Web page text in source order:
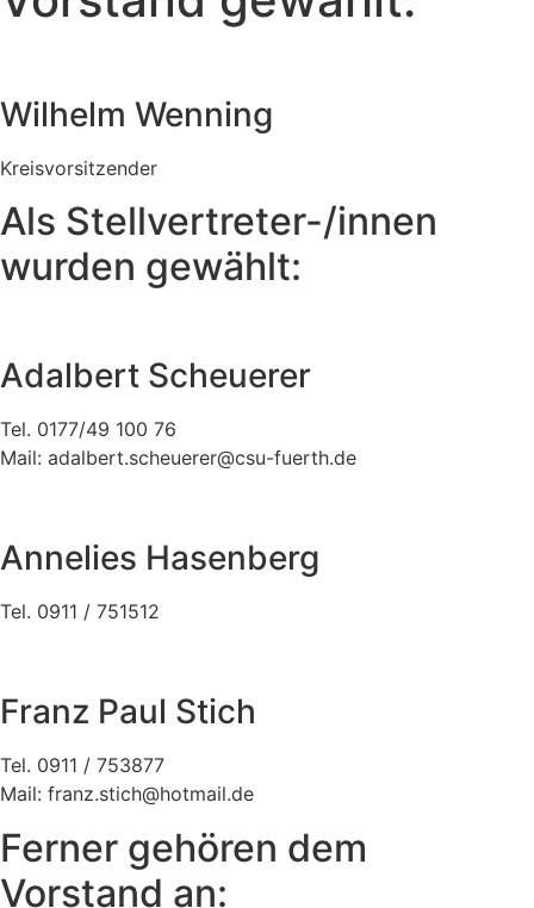
Wilhelm Wenning
Kreisvorsitzender
Als Stellvertreter-/innen
wurden gewählt:
Adalbert Scheuerer
Tel. 0177/49 100 76
Mail: adalbert.scheuerer@csu-fuerth.de
Annelies Hasenberg
Tel. 0911 / 751512
Franz Paul Stich
Tel. 0911 / 753877
Mail: franz.stich@hotmail.de
Ferner gehören dem
Vorstand an: